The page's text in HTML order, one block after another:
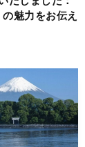
の魅力をお伝え